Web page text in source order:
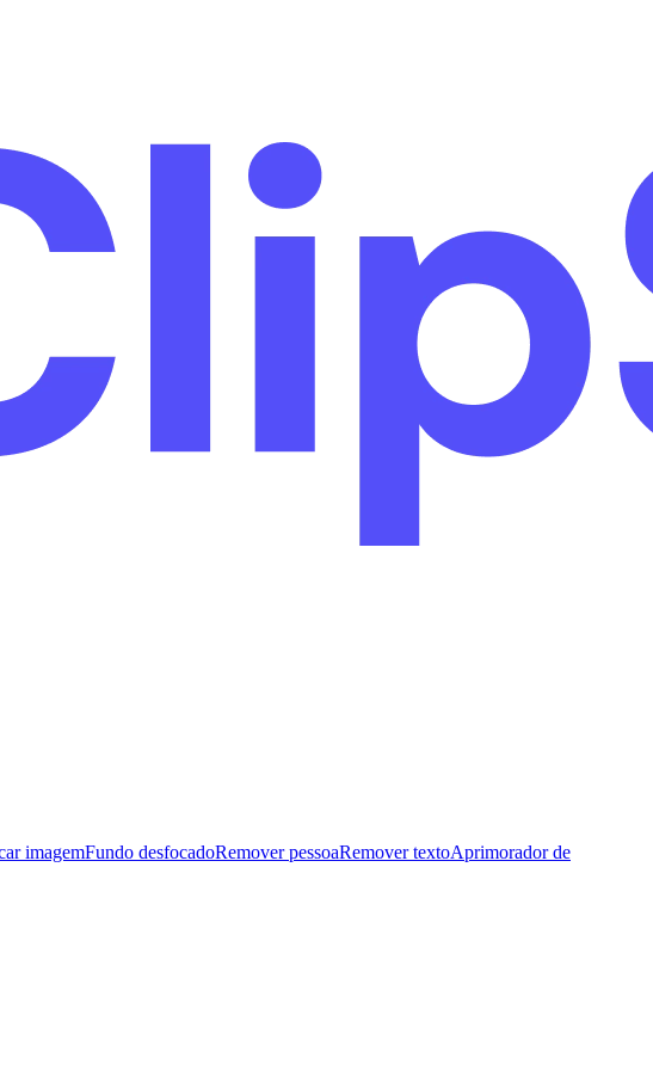
imagemFundo desfocadoRemover pessoaRemover textoAprimorador de